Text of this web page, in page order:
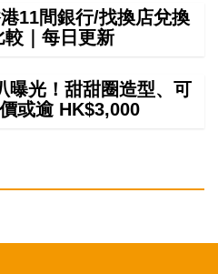
11間銀行/找換店兌換
較｜每日更新
光！甜甜圈造型、可
或逾 HK$3,000